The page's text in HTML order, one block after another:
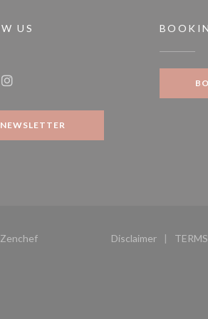
US
NEWSLETTER
Zenchef((opens in a new window))
Disclaimer
((opens in a